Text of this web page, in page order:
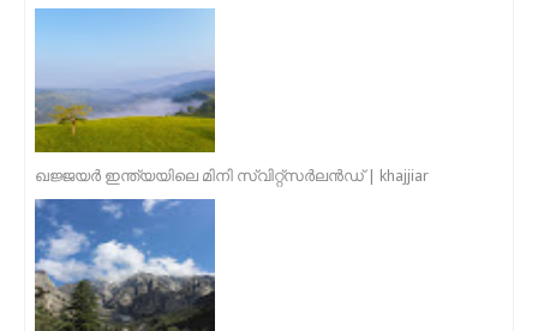
ഖജ്ജയർ ഇന്ത്യയിലെ മിനി സ്വിറ്റ്സർലൻഡ് | khajjiar